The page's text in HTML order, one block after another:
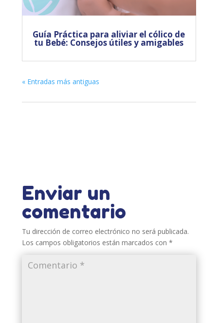
Guía Práctica para aliviar el cólico de
tu Bebé: Consejos útiles y amigables
« Entradas más antiguas
Enviar un
comentario
Tu dirección de correo electrónico no será publicada.
Los campos obligatorios están marcados con *